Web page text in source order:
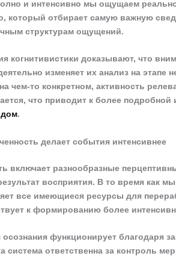
и интенсивно мы ощущаем
который отбирает самую важную
структурам ощущений.
когнитивистики доказывают, что
изменяет их анализ на этапе
чем-то конкретном, активность
что приводит к более подробной
.
делает события интенсивнее
включает разнообразные
восприятия. В то время как
все имеющиеся ресурсы для
к формированию более
функционирует благодаря
система ответственна за контроль